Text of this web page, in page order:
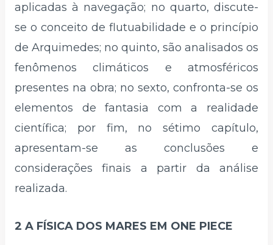
aplicadas à navegação; no quarto, discute-
se o conceito de flutuabilidade e o princípio
de Arquimedes; no quinto, são analisados os
fenômenos climáticos e atmosféricos
presentes na obra; no sexto, confronta-se os
elementos de fantasia com a realidade
científica; por fim, no sétimo capítulo,
apresentam-se as conclusões e
considerações finais a partir da análise
realizada.
2 A FÍSICA DOS MARES EM ONE PIECE